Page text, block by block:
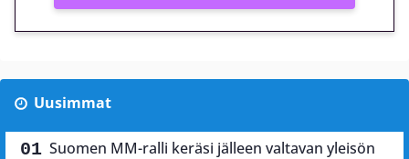
Uusimmat
Suomen MM-ralli keräsi jälleen valtavan yleisön